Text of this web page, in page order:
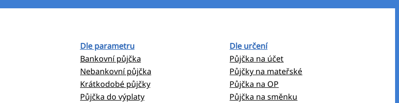
Dle parametru
Bankovní půjčka
Nebankovní půjčka
Krátkodobé půjčky
Půjčka do výplaty
Dle určení
Půjčka na účet
Půjčky na mateřské
Půjčka na OP
Půjčka na směnku